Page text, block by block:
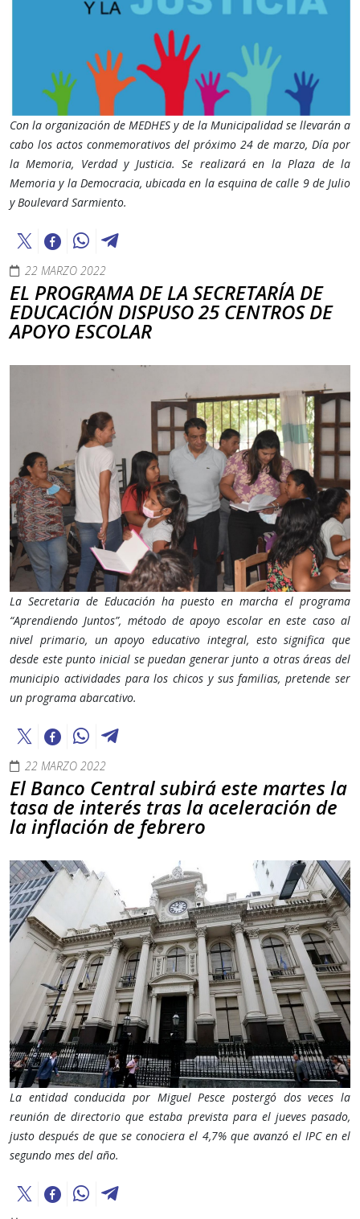
Con la organización de MEDHES y de la Municipalidad se llevarán a
cabo los actos conmemorativos del próximo 24 de marzo, Día por
la Memoria, Verdad y Justicia. Se realizará en la Plaza de la
Memoria y la Democracia, ubicada en la esquina de calle 9 de Julio
y Boulevard Sarmiento.
22 MARZO 2022
EL PROGRAMA DE LA SECRETARÍA DE
EDUCACIÓN DISPUSO 25 CENTROS DE
APOYO ESCOLAR
La Secretaria de Educación ha puesto en marcha el programa
“Aprendiendo Juntos”, método de apoyo escolar en este caso al
nivel primario, un apoyo educativo integral, esto significa que
desde este punto inicial se puedan generar junto a otras áreas del
municipio actividades para los chicos y sus familias, pretende ser
un programa abarcativo.
22 MARZO 2022
El Banco Central subirá este martes la
tasa de interés tras la aceleración de
la inflación de febrero
La entidad conducida por Miguel Pesce postergó dos veces la
reunión de directorio que estaba prevista para el jueves pasado,
justo después de que se conociera el 4,7% que avanzó el IPC en el
segundo mes del año.